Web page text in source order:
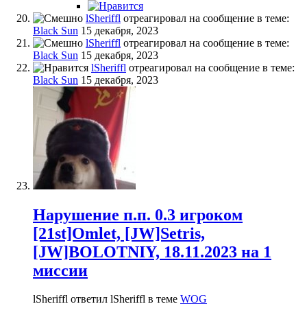
lSheriffl отреагировал на сообщение в теме:
Black Sun 15 декабря, 2023
lSheriffl отреагировал на сообщение в теме:
Black Sun 15 декабря, 2023
lSheriffl отреагировал на сообщение в теме:
Black Sun 15 декабря, 2023
Нарушение п.п. 0.3 игроком
[21st]Omlet, [JW]Setris,
[JW]BOLOTNIY, 18.11.2023 на 1
миссии
lSheriffl ответил lSheriffl в теме WOG